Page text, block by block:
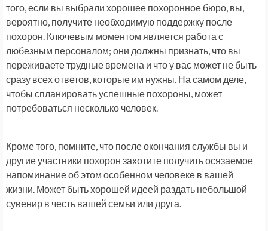
того, если вы выбрали хорошее похоронное бюро, вы,
вероятно, получите необходимую поддержку после
похорон. Ключевым моментом является работа с
любезным персоналом; они должны признать, что вы
переживаете трудные времена и что у вас может не быть
сразу всех ответов, которые им нужны. На самом деле,
чтобы спланировать успешные похороны, может
потребоваться несколько человек.
Кроме того, помните, что после окончания службы вы и
другие участники похорон захотите получить осязаемое
напоминание об этом особенном человеке в вашей
жизни. Может быть хорошей идеей раздать небольшой
сувенир в честь вашей семьи или друга.